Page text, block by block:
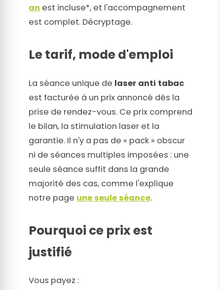
an est incluse*, et l'accompagnement
est complet. Décryptage.
Le tarif, mode d'emploi
La séance unique de laser anti tabac
est facturée à un prix annoncé dès la
prise de rendez-vous. Ce prix comprend
le bilan, la stimulation laser et la
garantie. Il n'y a pas de « pack » obscur
ni de séances multiples imposées : une
seule séance suffit dans la grande
majorité des cas, comme l'explique
notre page une seule séance.
Pourquoi ce prix est
justifié
Vous payez :